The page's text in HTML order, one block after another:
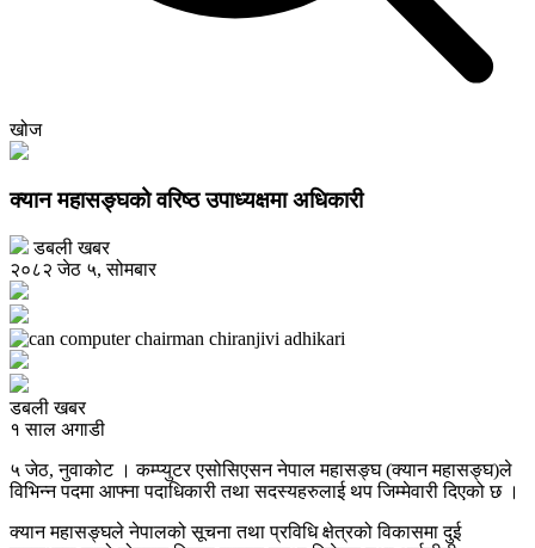
खोज
क्यान महासङ्घको वरिष्ठ उपाध्यक्षमा अधिकारी
डबली खबर
२०८२ जेठ ५, सोमबार
डबली खबर
१ साल अगाडी
५ जेठ, नुवाकोट । कम्प्युटर एसोसिएसन नेपाल महासङ्घ (क्यान महासङ्घ)ले
विभिन्न पदमा आफ्ना पदाधिकारी तथा सदस्यहरुलाई थप जिम्मेवारी दिएको छ ।
क्यान महासङ्घले नेपालको सूचना तथा प्रविधि क्षेत्रको विकासमा दुई